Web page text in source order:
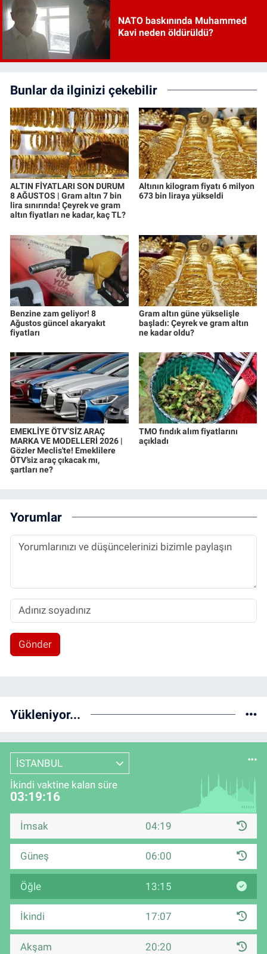
NATO baskınında Muhammed
Kavi neden öldürüldü?
Bunlar da ilginizi çekebilir
ALTIN FİYATLARI SON DURUM
8 AĞUSTOS | Gram altın 7 bin
lira sınırında! Çeyrek ve gram
altın fiyatları ne kadar, kaç TL?
Altının kilogram fiyatı 6 milyon
673 bin liraya yükseldi
Benzine zam geliyor! 8
Ağustos güncel akaryakıt
fiyatları
Gram altın güne yükselişle
başladı: Çeyrek ve gram altın
ne kadar oldu?
EMEKLİYE ÖTV’SİZ ARAÇ
MARKA VE MODELLERİ 2026 |
Gözler Meclis'te! Emeklilere
ÖTV’siz araç çıkacak mı,
şartları ne?
TMO fındık alım fiyatlarını
açıkladı
Yorumlar
Gönder
Yükleniyor...
İSTANBUL
İkindi vaktine kalan süre
03:19:16
İmsak 04:19
Güneş 06:00
Öğle 13:15
İkindi 17:07
Akşam 20:20